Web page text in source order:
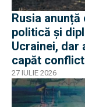
Rusia
politică și
Ucrainei, dar
capăt
27 IULIE 2026